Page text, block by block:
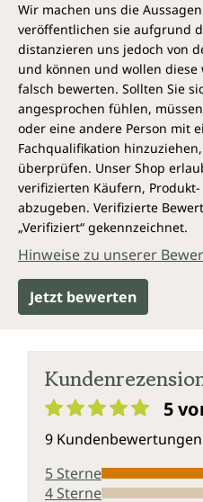
Wir machen uns die
veröffentlichen sie aufgrund
distanzieren uns jedoch von
und können und wollen
falsch bewerten. Sollten Sie
angesprochen fühlen,
oder eine andere Person mit
Fachqualifikation
überprüfen. Unser Shop
verifizierten Käufern,
abzugeben. Verifizierte
„Verifiziert“ gekennzeichnet.
Hinweise zu unserer
Jetzt bewerten
5
9 Kundenbewertungen
5 Sterne
4 Sterne